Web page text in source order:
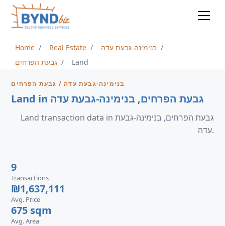
Home Real Estate
בנימינה-גבעת עדה
גבעת הפרחים
Land
בנימינה-גבעת עדה / גבעת הפרחים
Land in גבעת הפרחים, בנימינה-גבעת עדה
Land transaction data in גבעת הפרחים, בנימינה-גבעת
עדה.
9
Transactions
₪1,637,111
Avg. Price
675 sqm
Avg. Area